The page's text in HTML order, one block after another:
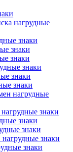
нагрудные
знаки
знаки
знаки
знаки
знаки
знаки
нагрудные
знаки
знаки
знаки
знаки
знаки